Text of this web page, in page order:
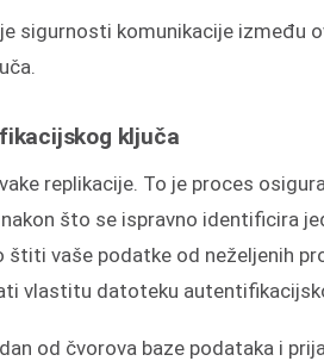
sigurnosti komunikacije između
ključa
replikacije. To je proces
što se ispravno identificira
vaše podatke od neželjenih
vlastitu datoteku
od čvorova baze podataka i